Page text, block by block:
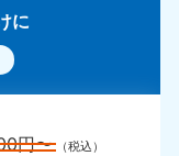
に
円〜 （税込）